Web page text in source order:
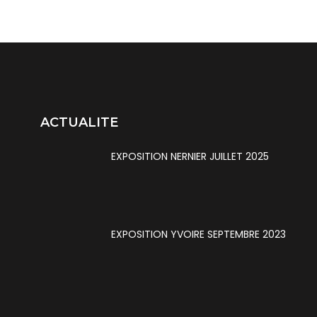
ACTUALITE
EXPOSITION NERNIER JUILLET 2025
EXPOSITION YVOIRE SEPTEMBRE 2023